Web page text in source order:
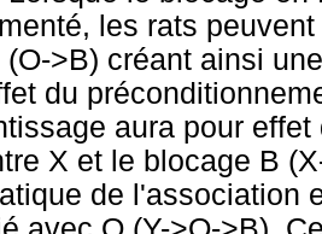
les rats
(O->B) créant ainsi
du
aura pour
X et le blocage B
de l'association